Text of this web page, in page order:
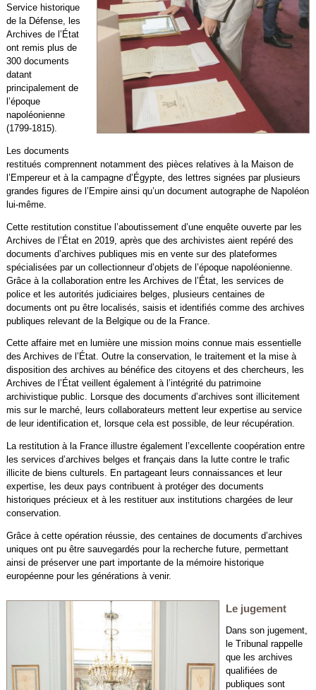
Service historique
de la Défense, les
Archives de l’État
ont remis plus de
300 documents
datant
principalement de
l’époque
napoléonienne
(1799-1815).
Les documents
restitués comprennent notamment des pièces relatives à la Maison de
l’Empereur et à la campagne d’Égypte, des lettres signées par plusieurs
grandes figures de l’Empire ainsi qu’un document autographe de Napoléon
lui-même.
Cette restitution constitue l’aboutissement d’une enquête ouverte par les
Archives de l’État en 2019, après que des archivistes aient repéré des
documents d’archives publiques mis en vente sur des plateformes
spécialisées par un collectionneur d’objets de l’époque napoléonienne.
Grâce à la collaboration entre les Archives de l’État, les services de
police et les autorités judiciaires belges, plusieurs centaines de
documents ont pu être localisés, saisis et identifiés comme des archives
publiques relevant de la Belgique ou de la France.
Cette affaire met en lumière une mission moins connue mais essentielle
des Archives de l’État. Outre la conservation, le traitement et la mise à
disposition des archives au bénéfice des citoyens et des chercheurs, les
Archives de l’État veillent également à l’intégrité du patrimoine
archivistique public. Lorsque des documents d’archives sont illicitement
mis sur le marché, leurs collaborateurs mettent leur expertise au service
de leur identification et, lorsque cela est possible, de leur récupération.
La restitution à la France illustre également l’excellente coopération entre
les services d’archives belges et français dans la lutte contre le trafic
illicite de biens culturels. En partageant leurs connaissances et leur
expertise, les deux pays contribuent à protéger des documents
historiques précieux et à les restituer aux institutions chargées de leur
conservation.
Grâce à cette opération réussie, des centaines de documents d’archives
uniques ont pu être sauvegardés pour la recherche future, permettant
ainsi de préserver une part importante de la mémoire historique
européenne pour les générations à venir.
Le jugement
Dans son jugement,
le Tribunal rappelle
que les archives
qualifiées de
publiques sont